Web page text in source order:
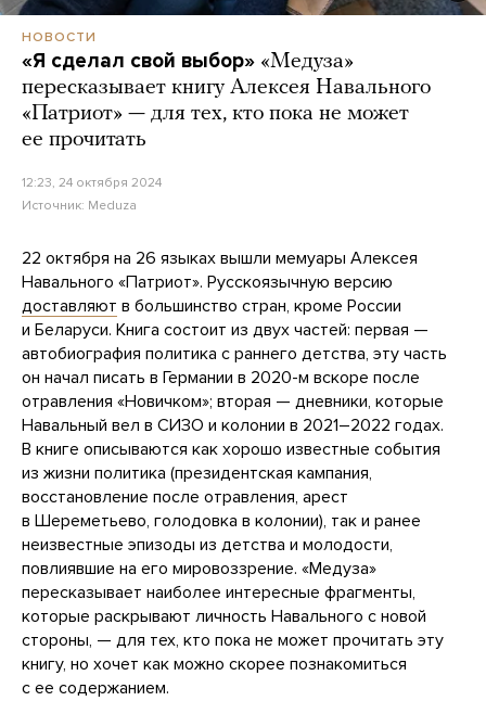
НОВОСТИ
«Я сделал свой выбор» «Медуза»
пересказывает книгу Алексея Навального
«Патриот» — для тех, кто пока не может
ее прочитать
12:23, 24 октября 2024
Источник: Meduza
22 октября на 26 языках вышли мемуары Алексея
Навального «Патриот». Русскоязычную версию
доставляют в большинство стран, кроме России
и Беларуси. Книга состоит из двух частей: первая —
автобиография политика с раннего детства, эту часть
он начал писать в Германии в 2020-м вскоре после
отравления «Новичком»; вторая — дневники, которые
Навальный вел в СИЗО и колонии в 2021–2022 годах.
В книге описываются как хорошо известные события
из жизни политика (президентская кампания,
восстановление после отравления, арест
в Шереметьево, голодовка в колонии), так и ранее
неизвестные эпизоды из детства и молодости,
повлиявшие на его мировоззрение. «Медуза»
пересказывает наиболее интересные фрагменты,
которые раскрывают личность Навального с новой
стороны, — для тех, кто пока не может прочитать эту
книгу, но хочет как можно скорее познакомиться
с ее содержанием.